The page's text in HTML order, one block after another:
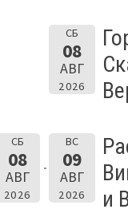
СБ
08
АВГ
2026
СБ
08
АВГ
2026
ВС
09
АВГ
2026
и